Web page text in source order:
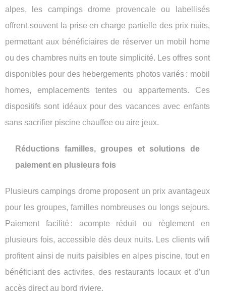
alpes, les campings drome provencale ou labellisés
offrent souvent la prise en charge partielle des prix nuits,
permettant aux bénéficiaires de réserver un mobil home
ou des chambres nuits en toute simplicité. Les offres sont
disponibles pour des hebergements photos variés : mobil
homes, emplacements tentes ou appartements. Ces
dispositifs sont idéaux pour des vacances avec enfants
sans sacrifier piscine chauffee ou aire jeux.
Réductions familles, groupes et solutions de
paiement en plusieurs fois
Plusieurs campings drome proposent un prix avantageux
pour les groupes, familles nombreuses ou longs sejours.
Paiement facilité : acompte réduit ou règlement en
plusieurs fois, accessible dès deux nuits. Les clients wifi
profitent ainsi de nuits paisibles en alpes piscine, tout en
bénéficiant des activites, des restaurants locaux et d’un
accès direct au bord riviere.